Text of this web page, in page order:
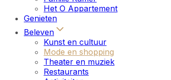
Het O Appartement
Genieten
Beleven
Kunst en cultuur
Mode en shopping
Theater en muziek
Restaurants